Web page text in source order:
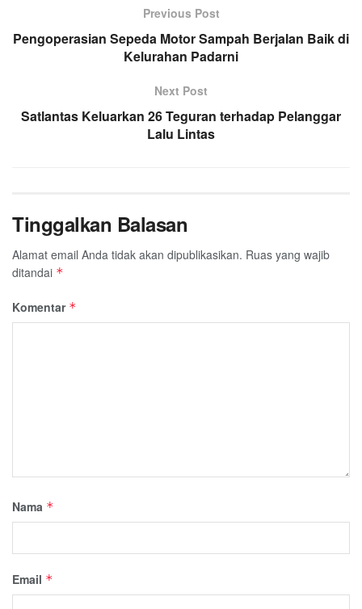
Previous Post
Pengoperasian Sepeda Motor Sampah Berjalan Baik di
Kelurahan Padarni
Next Post
Satlantas Keluarkan 26 Teguran terhadap Pelanggar
Lalu Lintas
Tinggalkan Balasan
Alamat email Anda tidak akan dipublikasikan. Ruas yang wajib
ditandai *
Komentar *
Nama *
Email *